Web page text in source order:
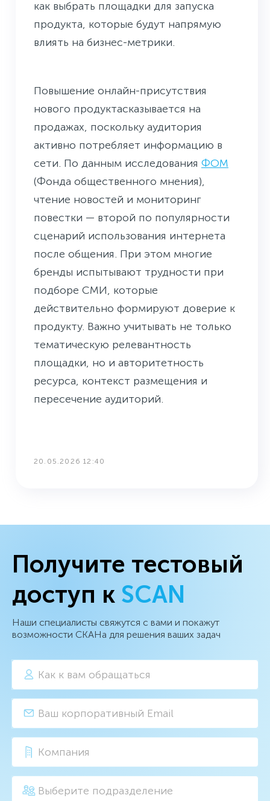
как выбрать площадки для запуска
продукта, которые будут напрямую
влиять на бизнес-метрики.
Повышение онлайн-присутствия
нового продуктасказывается на
продажах, поскольку аудитория
активно потребляет информацию в
сети. По данным исследования ФОМ
(Фонда общественного мнения),
чтение новостей и мониторинг
повестки — второй по популярности
сценарий использования интернета
после общения. При этом многие
бренды испытывают трудности при
подборе СМИ, которые
действительно формируют доверие к
продукту. Важно учитывать не только
тематическую релевантность
площадки, но и авторитетность
ресурса, контекст размещения и
пересечение аудиторий.
20.05.2026 12:40
Получите тестовый
доступ к SCAN
Наши специалисты свяжутся с вами и покажут
возможности СКАНа для решения ваших задач